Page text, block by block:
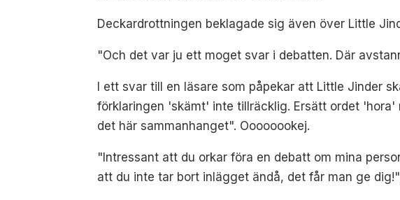
Deckardrottningen beklagade sig även över Little
"Och det var ju ett moget svar i debatten. Där
I ett svar till en läsare som påpekar att Little Jinder
förklaringen 'skämt' inte tillräcklig. Ersätt ordet
det här sammanhanget". Oooooookej.
"Intressant att du orkar föra en debatt om mina
att du inte tar bort inlägget ändå, det får man ge